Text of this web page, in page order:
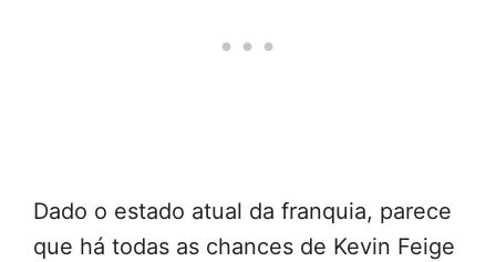
Dado o estado atual da franquia, parece
que há todas as chances de Kevin Feige